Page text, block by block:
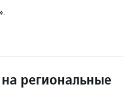
региональные